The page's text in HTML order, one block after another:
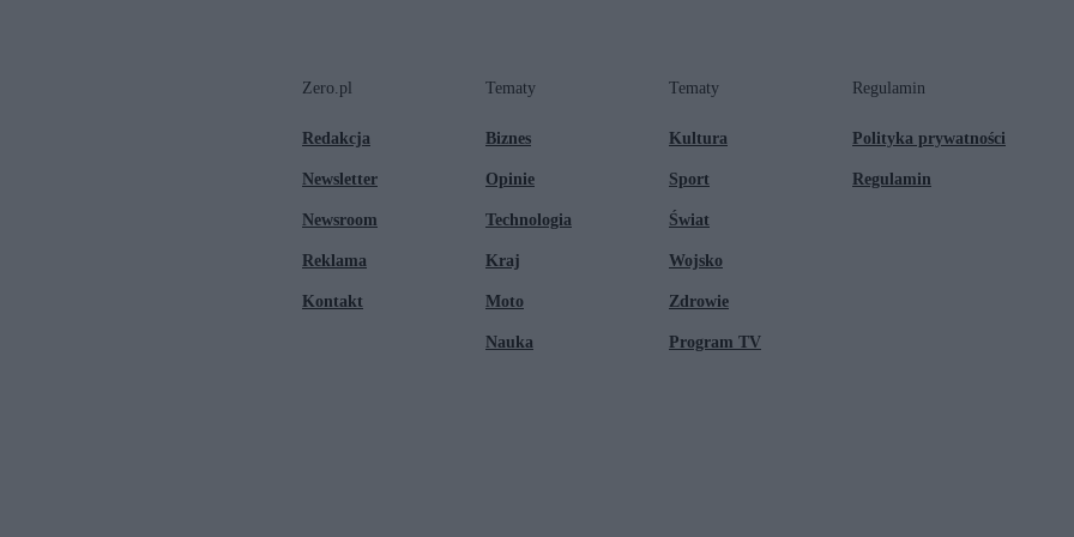
Zero.pl
Redakcja
Newsletter
Newsroom
Reklama
Kontakt
Tematy
Biznes
Opinie
Technologia
Kraj
Moto
Nauka
Tematy
Kultura
Sport
Świat
Wojsko
Zdrowie
Program TV
Regulamin
Polityka prywatności
Regulamin